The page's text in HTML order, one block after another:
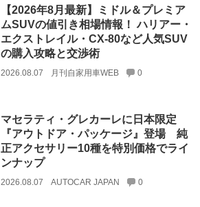
【2026年8月最新】ミドル＆プレミア
ムSUVの値引き相場情報！ ハリアー・
エクストレイル・CX-80など人気SUV
の購入攻略と交渉術
2026.08.07 月刊自家用車WEB 0
マセラティ・グレカーレに日本限定
『アウトドア・パッケージ』登場 純
正アクセサリー10種を特別価格でライ
ンナップ
2026.08.07 AUTOCAR JAPAN 0